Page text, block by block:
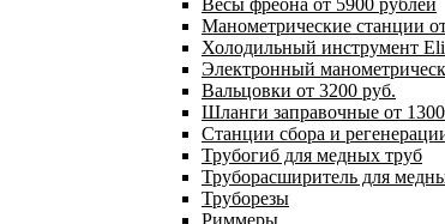
Весы фреона от 5900 рублей
Манометрические станции
Холодильный инструмент
Электронный
Вальцовки от 3200 руб.
Шланги заправочные от
Станции сбора и
Трубогиб для медных труб
Труборасширитель для
Труборезы
Риммеры